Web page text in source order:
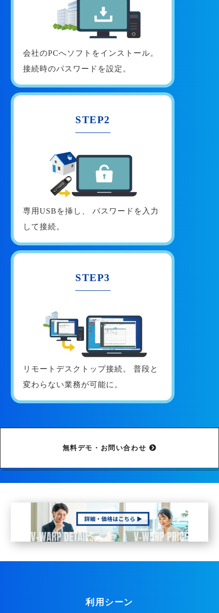
会社のPCへソフトをインストール。
接続時のパスワードを設定。
STEP2
専用USBを挿し、
パスワードを入力
して接続。
STEP3
リモートデスクトップ接続。
普段と
変わらない業務が可能に。
無料デモ・お問い合わせ
利用シーン